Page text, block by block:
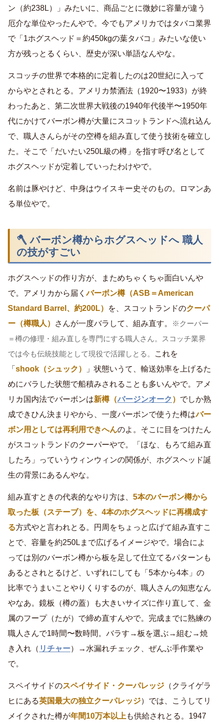
ン（約238L）」みたいに、商品ごとに微妙に容量が違う
厄介な単位やったんやで。今でもアメリカではタバコ業界
で「1ホグスヘッド＝約450kgの葉タバコ」みたいな使い
方が残っとるくらい、歴史が深い単語なんやな。
スコッチの世界で本格的に定着したのは20世紀に入って
からやとされとる。アメリカ禁酒法（1920〜1933）が終
わったあと、第二次世界大戦後の1940年代後半〜1950年
代にかけてバーボン樽が大量にスコットランドへ流れ込ん
で、職人さんらがその空樽を組み直して使う技術を確立し
た。そこで「だいたい250L級の樽」を指す呼び名として
ホグスヘッドが定着していったわけやで。
名前は豚やけど、中身はウイスキー史そのもの。ロマンあ
る単位やで。
🪓 バーボン樽からホグスヘッドへ 職人
の技がすごい
ホグスヘッドの作り方が、まためちゃくちゃ面白いんや
で。アメリカから届くバーボン樽（ASB＝American
Standard Barrel、約200L）
を、スコットランドのクーパ
ー（樽職人）
さんが一度バラして、組み直す。
※クーパー
＝樽の修理・組み直しを専門にする職人さん。スコッチ業界
では今も伝統技能として現役で活躍しとる。
これを
「 shook（シュック）
」状態いうて、輸送効率を上げるた
めにバラした状態で船積みされることも多いんやで。アメ
リカ国内法でバーボンは新樽（バージンオーク ） でしか熟
成できひん決まりやから、一度バーボンで使うた樽はバー
ボン用としては再利用できへんのよ。そこに目をつけたん
がスコットランドのクーパーやで。「ほな、もろて組み直
したろ」っていうウィンウィンの関係が、ホグスヘッド誕
生の背景にあるんやな。
組み直すときの代表的なやり方は、 5本のバーボン樽から
取った板（ステーブ）を、4本のホグスヘッドに再構成す
る方式やと言われとる。円周をちょっと広げて組み直すこ
とで、容量を約250Lまで広げるイメージやで。場合によ
っては別のバーボン樽から板を足して仕立てるパターンも
あるとされとるけど、いずれにしても「5本から4本」の
比率でうまいことやりくりするのが、職人さんの知恵なん
やなあ。鏡板（樽の蓋）も大きいサイズに作り直して、金
属のフープ（たが）で締め直すんやで。完成までに熟練の
職人さんで1時間〜数時間。バラす→板を選ぶ→組む→焼
き入れ（ リチャー）→水漏れチェック、ぜんぶ手作業や
で。
スペイサイドのスペイサイド・クーパレッジ （クライゲラ
ヒにある英国最大の独立クーパレッジ）では、こうしてリ
メイクされた樽が年間10万本以上 も供給されとる。1947